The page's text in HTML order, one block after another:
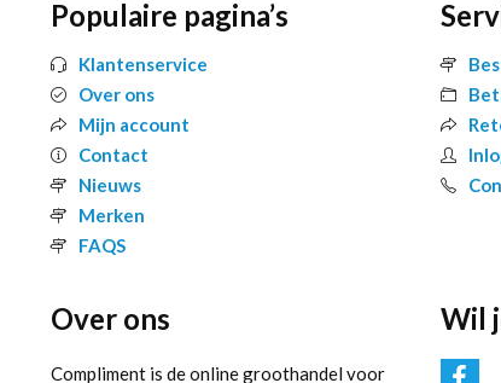
Populaire pagina’s
Klantenservice
Over ons
Mijn account
Contact
Nieuws
Merken
FAQS
Over ons
Compliment is de online groothandel voor
Wil